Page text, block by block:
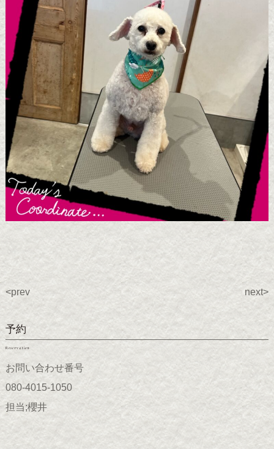
<prev next>
予約
Reservation
お問い合わせ番号
080-4015-1050
担当;櫻井